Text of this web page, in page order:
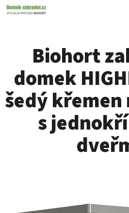
Přejít
Biohort
domek
šedý
s
K
P
O